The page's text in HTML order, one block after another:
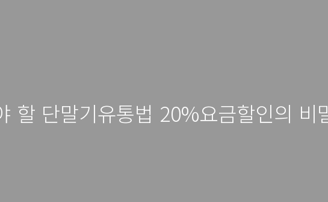
할 단말기유통법 20%요금할인의 비